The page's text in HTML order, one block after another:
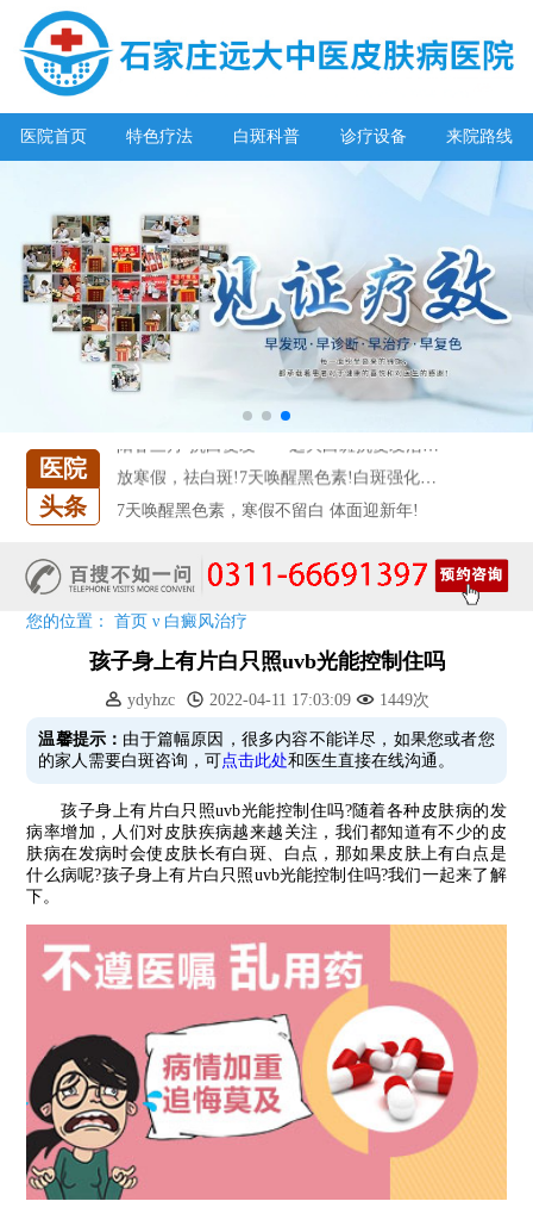
医院首页 特色疗法 白斑科普 诊疗设备 来院路线
医院
头条
阳春三月·抗白复发——远大白斑抗复发活动开启!
恭贺伍德镜检查系统成功落户!暑期超强福利点击领取!
【世界白癜风日】白斑0元普查，更有多重福利千万别错过!
欢乐六一 “粽”享端午——彩绘童画世界 留住美丽瞬间
五一关爱全民皮肤健康，到院领取价值2240元白斑诊疗金!
清明小长假，2022春季白斑抗复发诊疗援助活动开启!
阳春三月·抗白复发——远大白斑抗复发活动开启!
7天唤醒黑色素，寒假不留白 体面迎新年!
预约从速!远大白转黑分享活动即将开幕!特邀北京专家来院坐诊!
恭贺伍德镜检查系统成功落户!暑期超强福利点击领取!
您的位置：首页 ν 白癜风治疗
孩子身上有片白只照uvb光能控制住吗
ydyhzc 2022-04-11 17:03:09 1449次
温馨提示： 由于篇幅原因，很多内容不能详尽，如果您或者您
的家人需要白斑咨询，可点击此处和医生直接在线沟通。
孩子身上有片白只照uvb光能控制住吗?随着各种皮肤病的发
病率增加，人们对皮肤疾病越来越关注，我们都知道有不少的皮
肤病在发病时会使皮肤长有白斑、白点，那如果皮肤上有白点是
什么病呢?孩子身上有片白只照uvb光能控制住吗?我们一起来了解
下。